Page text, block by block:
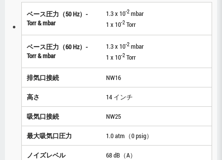
ベース圧力（50 Hz）-
Torr & mbar
1.3 x 10-2mbar
1 x 10-2Torr
ベース圧力（60 Hz）-
Torr & mbar
1.3 x 10-2mbar
1 x 10-2Torr
排気口接続 NW16
高さ 14 インチ
吸気口接続 NW25
最大吸気口圧力 1.0 atm（0 psig）
ノイズレベル 68 dB（A）